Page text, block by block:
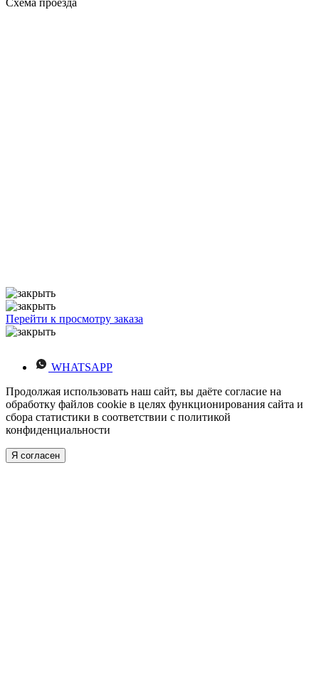
Схема проезда
Перейти к просмотру заказа
WHATSAPP
Продолжая использовать наш сайт, вы даёте согласие на
обработку файлов cookie в целях функционирования сайта и
сбора статистики в соответствии с политикой
конфиденциальности
Я согласен